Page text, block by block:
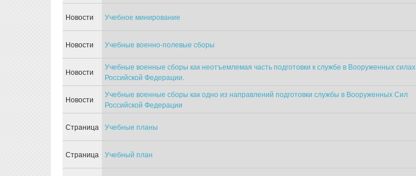
Новости Учебное минирование
Новости Учебные военно-полевые сборы
Новости
Учебные военные сборы как неотъемлемая часть подготовки к службе в Вооруженных силах
Российской Федерации.
Новости
Учебные военные сборы как одно из направлений подготовки службы в Вооруженных Сил
Российской Федерации
Страница Учебные планы
Страница Учебный план